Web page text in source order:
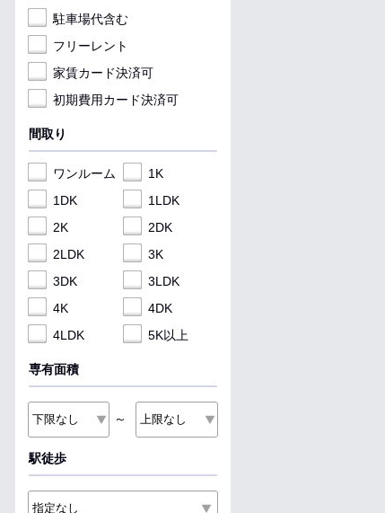
駐車場代含む
フリーレント
家賃カード決済可
初期費用カード決済可
間取り
ワンルーム
1K
1DK
1LDK
2K
2DK
2LDK
3K
3DK
3LDK
4K
4DK
4LDK
5K以上
専有面積
～
駅徒歩